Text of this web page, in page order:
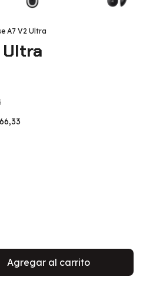
A7 V2 Ultra
Ultra